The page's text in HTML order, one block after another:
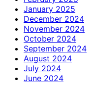
January 2025
December 2024
November 2024
October 2024
September 2024
August 2024
July 2024
June 2024